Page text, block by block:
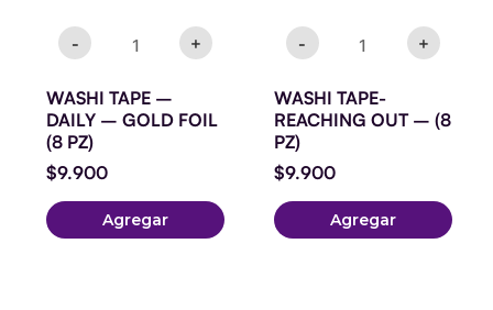
- +
WASHI TAPE –
DAILY – GOLD FOIL
(8 PZ)
$9.900
Agregar
- +
WASHI TAPE-
REACHING OUT – (8
PZ)
$9.900
Agregar